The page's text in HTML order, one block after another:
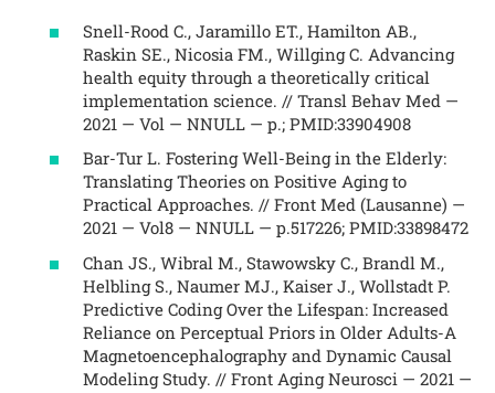
Snell-Rood C., Jaramillo ET., Hamilton AB.,
Raskin SE., Nicosia FM., Willging C. Advancing
health equity through a theoretically critical
implementation science. // Transl Behav Med —
2021 — Vol — NNULL — p.; PMID:33904908
Bar-Tur L. Fostering Well-Being in the Elderly:
Translating Theories on Positive Aging to
Practical Approaches. // Front Med (Lausanne) —
2021 — Vol8 — NNULL — p.517226; PMID:33898472
Chan JS., Wibral M., Stawowsky C., Brandl M.,
Helbling S., Naumer MJ., Kaiser J., Wollstadt P.
Predictive Coding Over the Lifespan: Increased
Reliance on Perceptual Priors in Older Adults-A
Magnetoencephalography and Dynamic Causal
Modeling Study. // Front Aging Neurosci — 2021 —